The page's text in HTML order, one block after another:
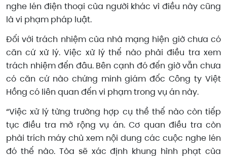
nghe lén điện thoại của người khác vì điều này cũng
là vi phạm pháp luật.
Đối với trách nhiệm của nhà mạng hiện giờ chưa có
căn cứ xử lý. Việc xử lý thế nào phải điều tra xem
trách nhiệm đến đâu. Bên cạnh đó đến giờ vẫn chưa
có căn cứ nào chứng minh giám đốc Công ty Việt
Hồng có liên quan đến vi phạm trong vụ án này.
“Việc xử lý từng trường hợp cụ thể thế nào còn tiếp
tục điều tra mở rộng vụ án. Cơ quan điều tra còn
phải trích máy chủ xem nội dung các cuộc nghe lén
đó thế nào. Tòa sẽ xác định khung hình phạt của